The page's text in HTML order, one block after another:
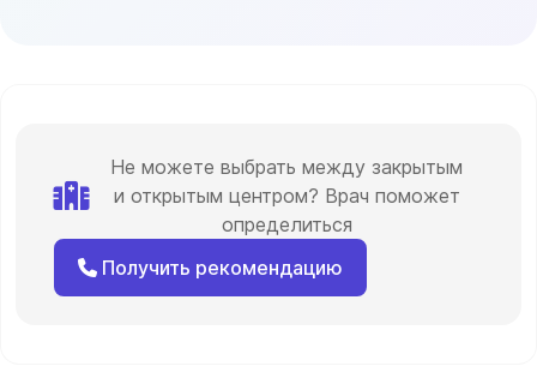
Не можете выбрать между закрытым
и открытым центром? Врач поможет
определиться
Получить рекомендацию